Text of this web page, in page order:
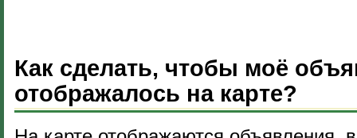
Как сделать, чтобы моё
отображалось на карте?